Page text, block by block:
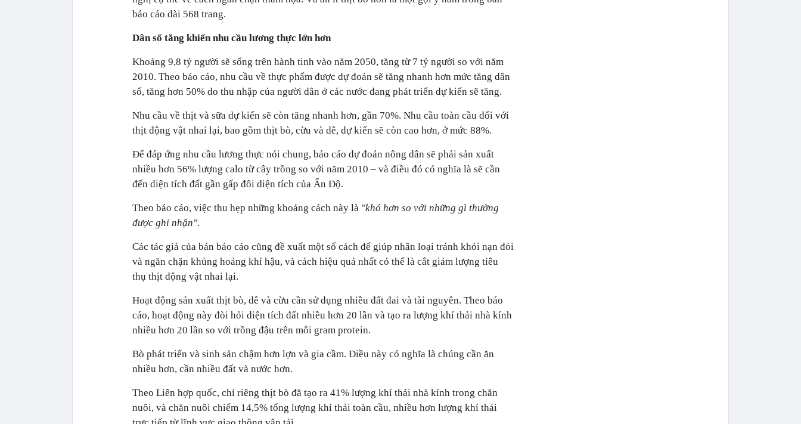
báo cáo dài 568 trang.
Dân số tăng khiến nhu cầu lương thực lớn hơn
Khoảng 9,8 tỷ người sẽ sống trên hành tinh vào năm 2050, tăng từ 7 tỷ người so với năm
2010. Theo báo cáo, nhu cầu về thực phẩm được dự đoán sẽ tăng nhanh hơn mức tăng dân
số, tăng hơn 50% do thu nhập của người dân ở các nước đang phát triển dự kiến sẽ tăng.
Nhu cầu về thịt và sữa dự kiến sẽ còn tăng nhanh hơn, gần 70%. Nhu cầu toàn cầu đối với
thịt động vật nhai lại, bao gồm thịt bò, cừu và dê, dự kiến sẽ còn cao hơn, ở mức 88%.
Để đáp ứng nhu cầu lương thực nói chung, báo cáo dự đoán nông dân sẽ phải sản xuất
nhiều hơn 56% lượng calo từ cây trồng so với năm 2010 – và điều đó có nghĩa là sẽ cần
đến diện tích đất gần gấp đôi diện tích của Ấn Độ.
Theo báo cáo, việc thu hẹp những khoảng cách này là "khó hơn so với những gì thường
được ghi nhận".
Các tác giả của bản báo cáo cũng đề xuất một số cách để giúp nhân loại tránh khỏi nạn đói
và ngăn chặn khủng hoảng khí hậu, và cách hiệu quả nhất có thể là cắt giảm lượng tiêu
thụ thịt động vật nhai lại.
Hoạt động sản xuất thịt bò, dê và cừu cần sử dụng nhiều đất đai và tài nguyên. Theo báo
cáo, hoạt động này đòi hỏi diện tích đất nhiều hơn 20 lần và tạo ra lượng khí thải nhà kính
nhiều hơn 20 lần so với trồng đậu trên mỗi gram protein.
Bò phát triển và sinh sản chậm hơn lợn và gia cầm. Điều này có nghĩa là chúng cần ăn
nhiều hơn, cần nhiều đất và nước hơn.
Theo Liên hợp quốc, chỉ riêng thịt bò đã tạo ra 41% lượng khí thải nhà kính trong chăn
nuôi, và chăn nuôi chiếm 14,5% tổng lượng khí thải toàn cầu, nhiều hơn lượng khí thải